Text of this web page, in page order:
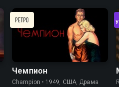
Чемпион
Champion • 1949, США, Драма